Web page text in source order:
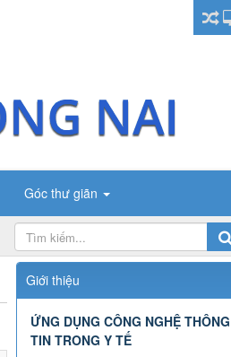
Góc thư giãn
Giới thiệu
ỨNG DỤNG CÔNG NGHỆ THÔNG
TIN TRONG Y TẾ